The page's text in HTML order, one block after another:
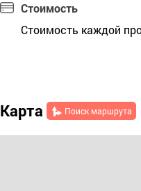
Стоимость
Стоимость каждой
Карта Поиск маршрута